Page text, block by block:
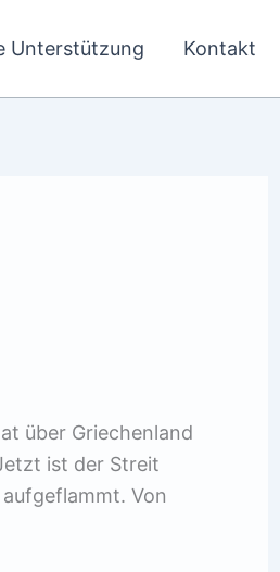
Unterstützung Kontakt
über Griechenland
ist der Streit
Von